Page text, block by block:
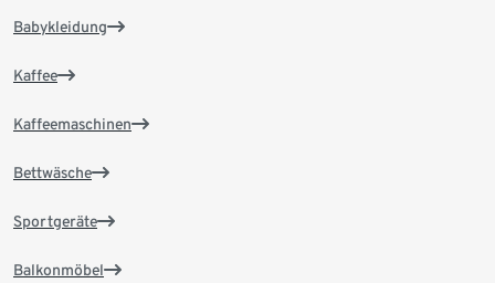
Babykleidung
Kaffee
Kaffeemaschinen
Bettwäsche
Sportgeräte
Balkonmöbel